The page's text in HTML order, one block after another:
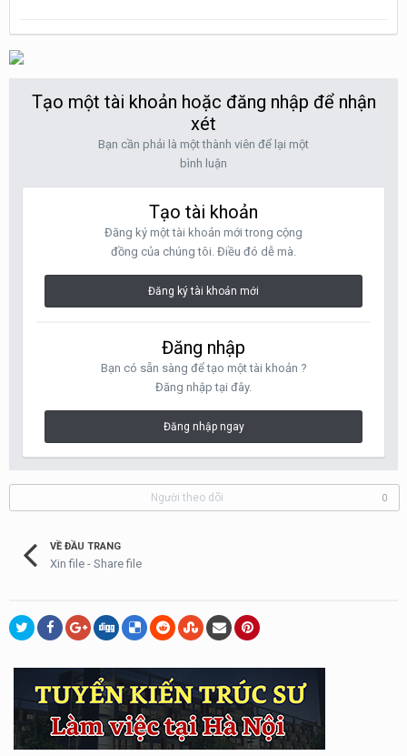
Tạo một tài khoản hoặc đăng nhập để nhận
xét
Bạn cần phải là một thành viên để lại một
bình luận
Tạo tài khoản
Đăng ký một tài khoản mới trong cộng
đồng của chúng tôi. Điều đó dễ mà.
Đăng ký tài khoản mới
Đăng nhập
Bạn có sẵn sàng để tạo một tài khoản ?
Đăng nhập tại đây.
Đăng nhập ngay
Người theo dõi 0
VỀ ĐẦU TRANG
Xin file - Share file